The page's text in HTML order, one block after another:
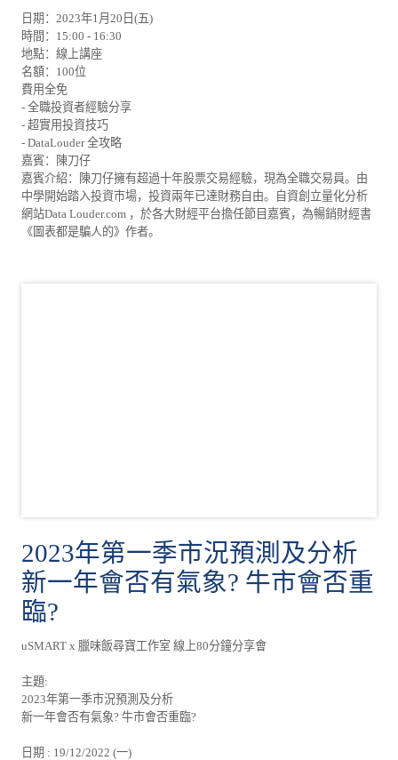
日期：2023年1月20日(五)
時間：15:00 - 16:30
地點：線上講座
名額：100位
費用全免
- 全職投資者經驗分享
- 超實用投資技巧
- DataLouder 全攻略
嘉賓：陳刀仔
嘉賓介紹：陳刀仔擁有超過十年股票交易經驗，現為全職交易員。由
中學開始踏入投資市場，投資兩年已達財務自由。自資創立量化分析
網站Data Louder.com ，於各大財經平台擔任節目嘉賓，為暢銷財經書
《圖表都是騙人的》作者。
2023年第一季市況預測及分析
新一年會否有氣象? 牛市會否重
臨?
uSMART x 臘味飯尋寶工作室 線上80分鐘分享會
主題:
2023年第一季市況預測及分析
新一年會否有氣象? 牛市會否重臨?
日期 : 19/12/2022 (一)